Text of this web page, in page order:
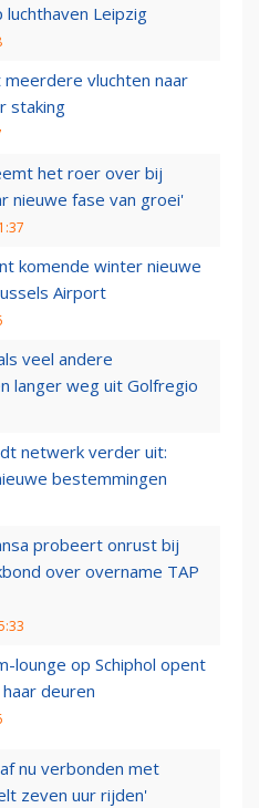
luchthaven Leipzig
meerdere vluchten naar
staking
het roer over bij
nieuwe fase van groei'
komende winter nieuwe
Airport
veel andere
langer weg uit Golfregio
netwerk verder uit:
bestemmingen
probeert onrust bij
over overname TAP
lounge op Schiphol opent
deuren
nu verbonden met
zeven uur rijden'